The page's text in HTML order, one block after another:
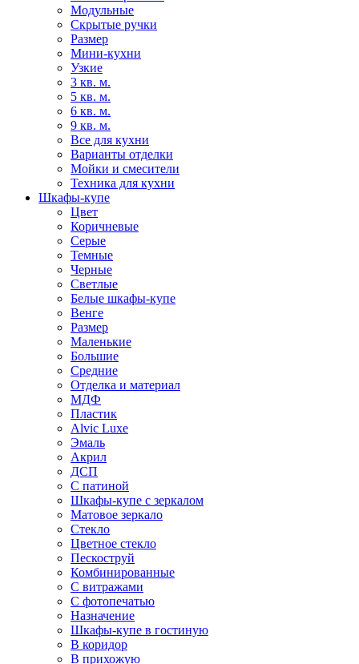
Модульные
Скрытые ручки
Размер
Мини-кухни
Узкие
3 кв. м.
5 кв. м.
6 кв. м.
9 кв. м.
Все для кухни
Варианты отделки
Мойки и смесители
Техника для кухни
Шкафы-купе
Цвет
Коричневые
Серые
Темные
Черные
Светлые
Белые шкафы-купе
Венге
Размер
Маленькие
Большие
Средние
Отделка и материал
МДФ
Пластик
Alvic Luxe
Эмаль
Акрил
ДСП
С патиной
Шкафы-купе с зеркалом
Матовое зеркало
Стекло
Цветное стекло
Пескоструй
Комбинированные
С витражами
С фотопечатью
Назначение
Шкафы-купе в гостиную
В коридор
В прихожую